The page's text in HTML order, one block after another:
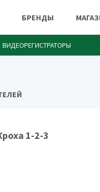
БРЕНДЫ
ВИДЕОРЕГИСТРАТОРЫ
1-2-3